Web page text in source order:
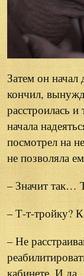
Затем он начал
кончил,
расстроилась
начала
посмотрел на
не позволяла
– Значит так…
– Т-т-тройку?
– Не
кабинете. И